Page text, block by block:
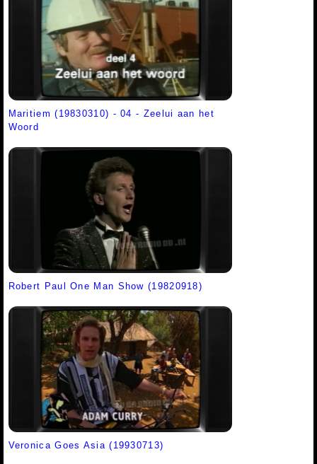
Maritiem (19830310) - 04 - Zeelui aan het
Woord
Robert Paul One Man Show (19820918)
Veronica Goes Asia (19930713)